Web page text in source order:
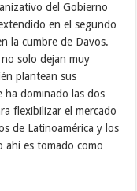
del Gobierno
en el segundo
la cumbre de Davos.
solo dejan muy
plantean sus
ha dominado las dos
flexibilizar el mercado
de Latinoamérica y los
ahí es tomado como